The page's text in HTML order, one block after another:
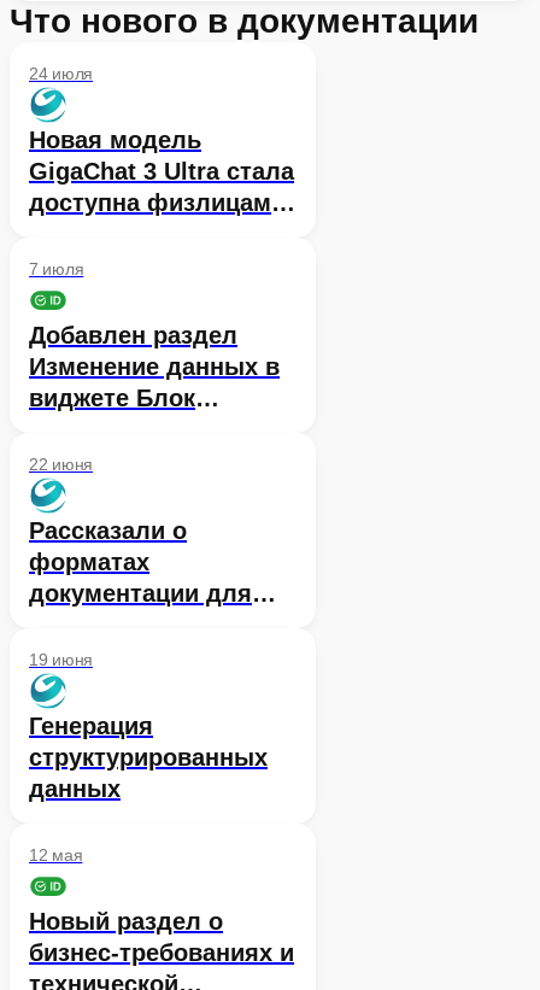
Что нового в документации
24 июля
Новая модель
GigaChat 3 Ultra стала
доступна физлицам
7 июля
Добавлен раздел
Изменение данных в
виджете Блок
документации Сбер ID
личный кабинет
22 июня
Рассказали о
форматах
документации для
при работе с LLM
19 июня
Генерация
структурированных
данных
12 мая
Новый раздел о
бизнес-требованиях и
технической